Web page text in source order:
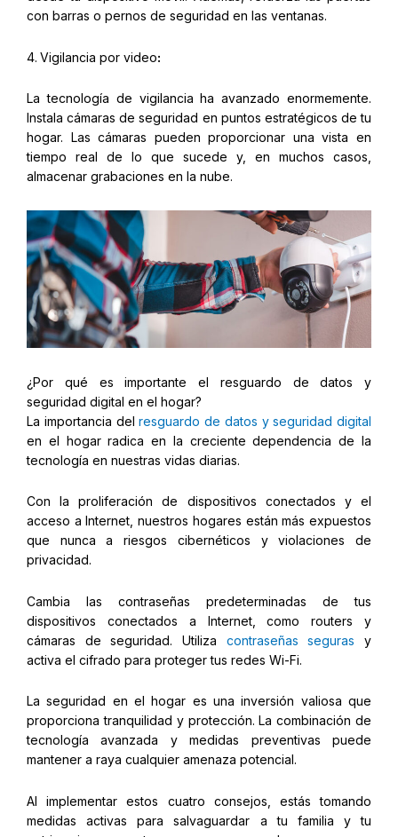
con barras o pernos de seguridad en las ventanas.
4. Vigilancia por video:
La tecnología de vigilancia ha avanzado enormemente.
Instala cámaras de seguridad en puntos estratégicos de tu
hogar. Las cámaras pueden proporcionar una vista en
tiempo real de lo que sucede y, en muchos casos,
almacenar grabaciones en la nube.
¿Por qué es importante el resguardo de datos y
seguridad digital en el hogar?
La importancia delresguardo de datos y seguridad digital
en el hogar radica en la creciente dependencia de la
tecnología en nuestras vidas diarias.
Con la proliferación de dispositivos conectados y el
acceso a Internet, nuestros hogares están más expuestos
que nunca a riesgos cibernéticos y violaciones de
privacidad.
Cambia las contraseñas predeterminadas de tus
dispositivos conectados a Internet, como routers y
cámaras de seguridad. Utiliza contraseñas seguras y
activa el cifrado para proteger tus redes Wi-Fi.
La seguridad en el hogar es una inversión valiosa que
proporciona tranquilidad y protección. La combinación de
tecnología avanzada y medidas preventivas puede
mantener a raya cualquier amenaza potencial.
Al implementar estos cuatro consejos, estás tomando
medidas activas para salvaguardar a tu familia y tu